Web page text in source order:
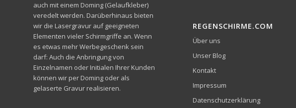
auch mit einem Doming (Gelaufkleber)
veredelt werden. Darüberhinaus bieten
wir die Lasergravur auf geeigneten
Elementen vieler Schirmgriffe an. Wenn
es etwas mehr Werbegeschenk sein
darf: Auch die Anbringung von
Einzelnamen oder Initialen Ihrer Kunden
können wir per Doming oder als
gelaserte Gravur realisieren.
REGENSCHIRME.COM
Über uns
Unser Blog
Kontakt
Impressum
Datenschutzerklärung